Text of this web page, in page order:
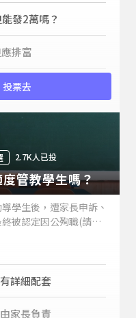
發2萬嗎？
排富
投票去
2.7K人已投
管教學生嗎？
學生後，遭家長申訴、
被認定因公殉職(請見
學生嗎？
詳細配套
家長負責